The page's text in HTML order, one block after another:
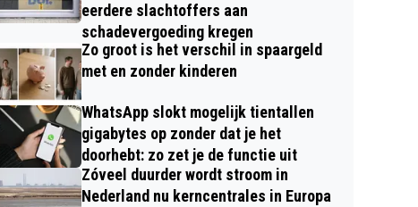
eerdere slachtoffers aan
schadevergoeding kregen
Zo groot is het verschil in spaargeld
met en zonder kinderen
WhatsApp slokt mogelijk tientallen
gigabytes op zonder dat je het
doorhebt: zo zet je de functie uit
Zóveel duurder wordt stroom in
Nederland nu kerncentrales in Europa